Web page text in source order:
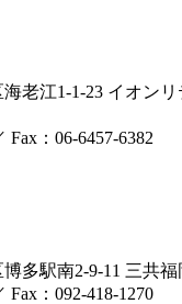
老江1-1-23 イオン
Fax：06-6457-6382
多駅南2-9-11 三共
Fax：092-418-1270